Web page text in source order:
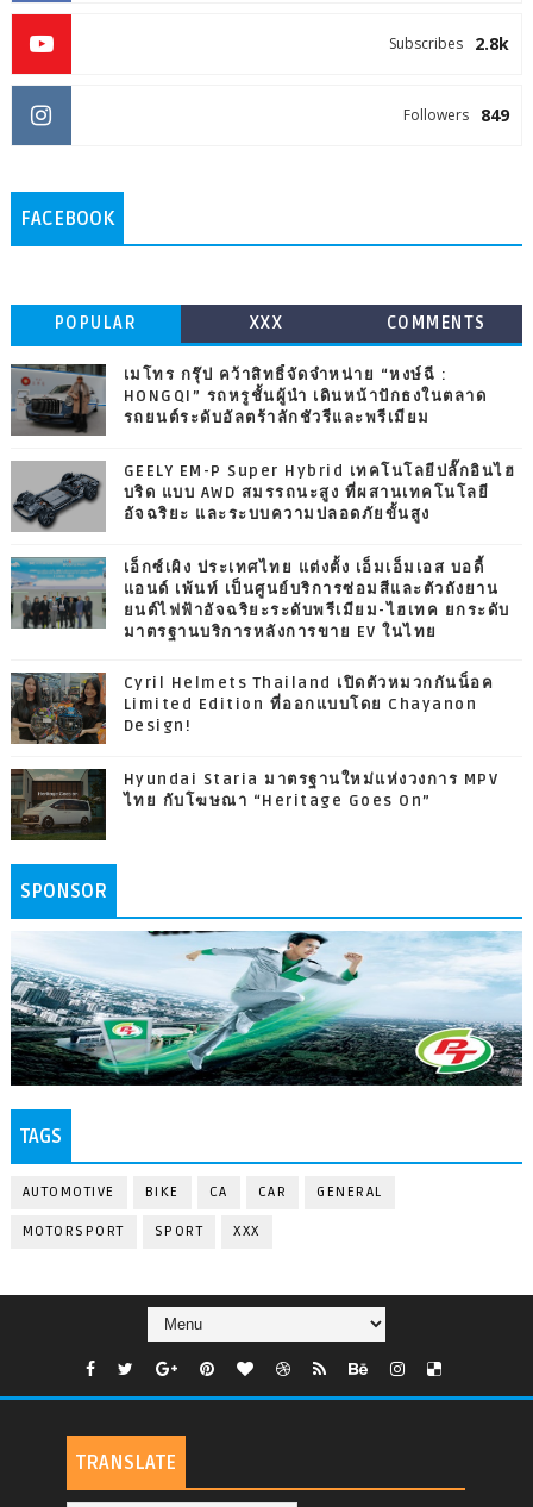
2.8k
Subscribes
849
Followers
FACEBOOK
POPULAR XXX COMMENTS
เมโทร กรุ๊ป คว้าสิทธิ์จัดจำหน่าย “หงษ์ฉี :
HONGQI” รถหรูชั้นผู้นำ เดินหน้าปักธงในตลาด
รถยนต์ระดับอัลตร้าลักชัวรีและพรีเมียม
GEELY EM-P Super Hybrid เทคโนโลยีปลั๊กอินไฮ
บริด แบบ AWD สมรรถนะสูง ที่ผสานเทคโนโลยี
อัจฉริยะ และระบบความปลอดภัยขั้นสูง
เอ็กซ์เผิง ประเทศไทย แต่งตั้ง เอ็มเอ็มเอส บอดี้
แอนด์ เพ้นท์ เป็นศูนย์บริการซ่อมสีและตัวถังยาน
ยนต์ไฟฟ้าอัจฉริยะระดับพรีเมียม-ไฮเทค ยกระดับ
มาตรฐานบริการหลังการขาย EV ในไทย
Cyril Helmets Thailand เปิดตัวหมวกกันน็อค
Limited Edition ที่ออกแบบโดย Chayanon
Design!
Hyundai Staria มาตรฐานใหม่แห่งวงการ MPV
ไทย กับโฆษณา “Heritage Goes On”
SPONSOR
TAGS
AUTOMOTIVE BIKE CA CAR GENERAL
MOTORSPORT SPORT XXX
TRANSLATE